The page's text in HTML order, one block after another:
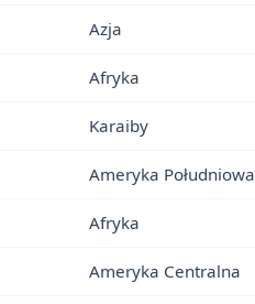
Azja
Afryka
Karaiby
Ameryka Południowa
Afryka
Ameryka Centralna